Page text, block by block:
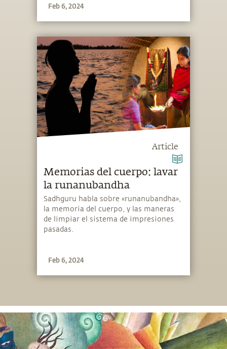
Feb 6, 2024
Article
Memorias del cuerpo: lavar
la runanubandha
Sadhguru habla sobre «runanubandha»,
la memoria del cuerpo, y las maneras
de limpiar el sistema de impresiones
pasadas.
Feb 6, 2024